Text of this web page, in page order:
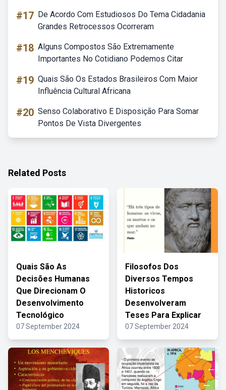
#17 De Acordo Com Estudiosos Do Tema Cidadania
Grandes Retrocessos Ocorreram
#18 Alguns Compostos São Extremamente
Importantes No Cotidiano Podemos Citar
#19 Quais São Os Estados Brasileiros Com Maior
Influência Cultural Africana
#20 Senso Colaborativo E Disposição Para Somar
Pontos De Vista Divergentes
Related Posts
Quais São As
Decisões Humanas
Que Direcionam O
Desenvolvimento
Tecnológico
07 September 2024
Filosofos Dos
Diversos Tempos
Historicos
Desenvolveram
Teses Para Explicar
07 September 2024